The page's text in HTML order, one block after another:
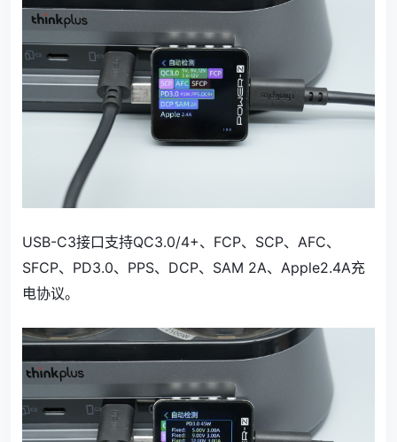
USB-C3接口支持QC3.0/4+、FCP、SCP、AFC、
SFCP、PD3.0、PPS、DCP、SAM 2A、Apple2.4A充
电协议。